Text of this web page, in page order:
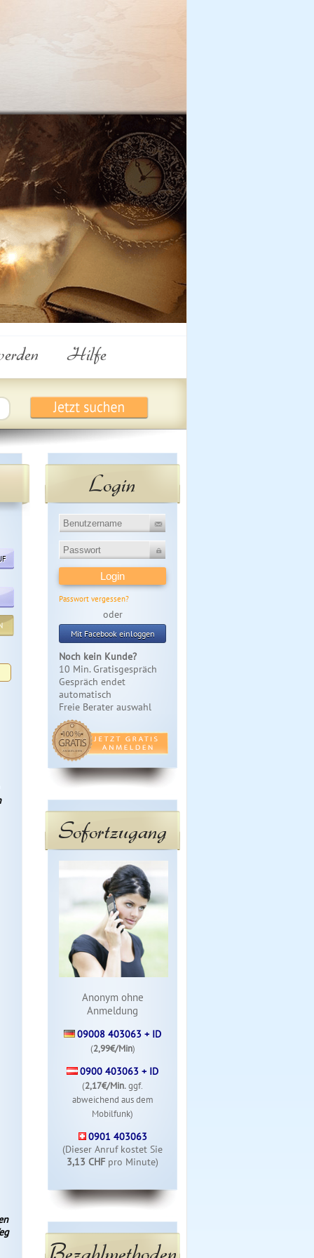
Hilfe
Login
Passwort vergessen?
oder
Mit Facebook einloggen
Noch kein Kunde?
10 Min. Gratisgespräch
Gespräch endet
automatisch
Freie Berater auswahl
Sofortzugang
Anonym ohne
Anmeldung
09008 403063 + ID
(2,99€/Min)
0900 403063 + ID
(2,17€/Min.ggf.
abweichend aus dem
Mobilfunk)
0901 403063
(Dieser Anruf kostet Sie
3,13 CHF pro Minute)
Bezahlmethoden